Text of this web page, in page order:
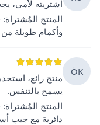
اشتريته لأمي،
المنتج المُشتراة:
وأكمام طويلة
ÖK
منتج رائع،
يسمح بالتنفس.
المنتج المُشتراة:
دائرية مع جيب